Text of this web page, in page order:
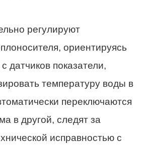
регулируют
ориентируясь
датчиков показатели,
температуру воды в
переключаются
в другой, следят за
исправностью с